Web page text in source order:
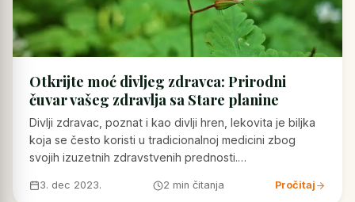
Otkrijte moć divljeg zdravca: Prirodni
čuvar vašeg zdravlja sa Stare planine
Divlji zdravac, poznat i kao divlji hren, lekovita je biljka
koja se često koristi u tradicionalnoj medicini zbog
svojih izuzetnih zdravstvenih prednosti.…
3. dec 2023. 2 min čitanja Pročitaj